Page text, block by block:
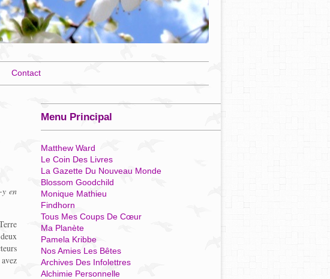
Contact
y en
Menu Principal
Matthew Ward
Le Coin Des Livres
La Gazette Du Nouveau Monde
Blossom Goodchild
Monique Mathieu
Findhorn
Tous Mes Coups De Cœur
Ma Planète
Pamela Kribbe
Nos Amies Les Bêtes
Archives Des Infolettres
Alchimie Personnelle